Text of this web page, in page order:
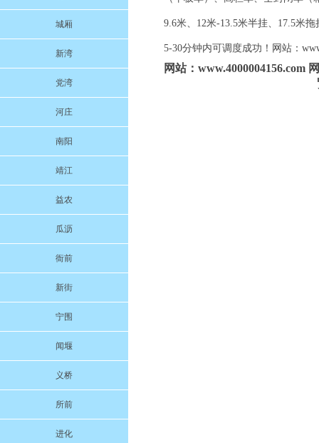
城厢
新湾
党湾
河庄
南阳
靖江
益农
瓜沥
衙前
新街
宁围
闻堰
义桥
所前
进化
9.6米、12米-13.5米半挂、17.5米
5-30分钟内可调度成功！网站：
网站：www.4000004156.com